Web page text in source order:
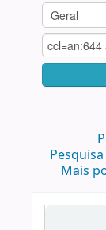
Mais